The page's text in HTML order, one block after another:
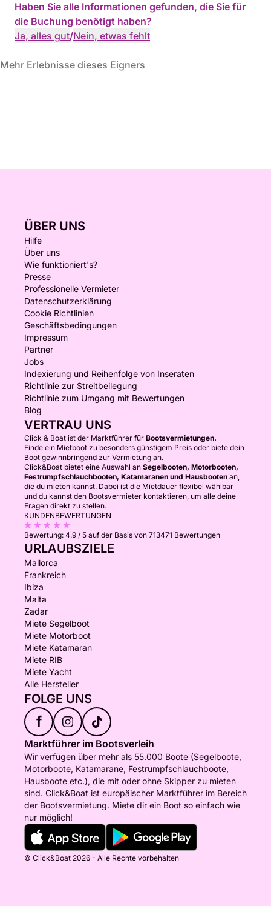
Haben Sie alle Informationen gefunden, die Sie für
die Buchung benötigt haben?
Ja, alles gut/Nein, etwas fehlt
Mehr Erlebnisse dieses Eigners
ÜBER UNS
Hilfe
Über uns
Wie funktioniert's?
Presse
Professionelle Vermieter
Datenschutzerklärung
Cookie Richtlinien
Geschäftsbedingungen
Impressum
Partner
Jobs
Indexierung und Reihenfolge von Inseraten
Richtlinie zur Streitbeilegung
Richtlinie zum Umgang mit Bewertungen
Blog
VERTRAU UNS
Click & Boat ist der Marktführer für Bootsvermietungen.
Finde ein Mietboot zu besonders günstigem Preis oder biete dein
Boot gewinnbringend zur Vermietung an.
Click&Boat bietet eine Auswahl an Segelbooten, Motorbooten,
Festrumpfschlauchbooten, Katamaranen und Hausbooten an,
die du mieten kannst. Dabei ist die Mietdauer flexibel wählbar
und du kannst den Bootsvermieter kontaktieren, um alle deine
Fragen direkt zu stellen.
KUNDENBEWERTUNGEN
Bewertung: 4.9 / 5 auf der Basis von 713471 Bewertungen
URLAUBSZIELE
Mallorca
Frankreich
Ibiza
Malta
Zadar
Miete Segelboot
Miete Motorboot
Miete Katamaran
Miete RIB
Miete Yacht
Alle Hersteller
FOLGE UNS
f
Marktführer im Bootsverleih
Wir verfügen über mehr als 55.000 Boote (Segelboote,
Motorboote, Katamarane, Festrumpfschlauchboote,
Hausboote etc.), die mit oder ohne Skipper zu mieten
sind. Click&Boat ist europäischer Marktführer im Bereich
der Bootsvermietung. Miete dir ein Boot so einfach wie
nur möglich!
© Click&Boat 2026 - Alle Rechte vorbehalten